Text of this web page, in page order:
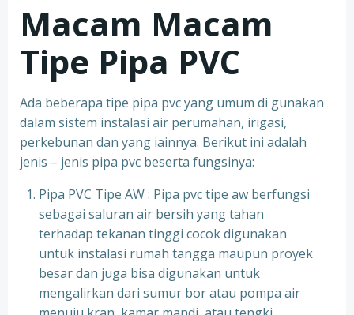
Macam Macam
Tipe Pipa PVC
Ada beberapa tipe pipa pvc yang umum di gunakan
dalam sistem instalasi air perumahan, irigasi,
perkebunan dan yang iainnya. Berikut ini adalah
jenis – jenis pipa pvc beserta fungsinya:
Pipa PVC Tipe AW : Pipa pvc tipe aw berfungsi
sebagai saluran air bersih yang tahan
terhadap tekanan tinggi cocok digunakan
untuk instalasi rumah tangga maupun proyek
besar dan juga bisa digunakan untuk
mengalirkan dari sumur bor atau pompa air